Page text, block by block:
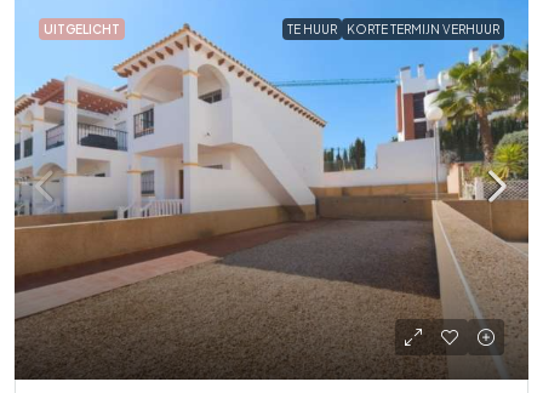
UITGELICHT TE HUUR KORTE TERMIJN VERHUUR